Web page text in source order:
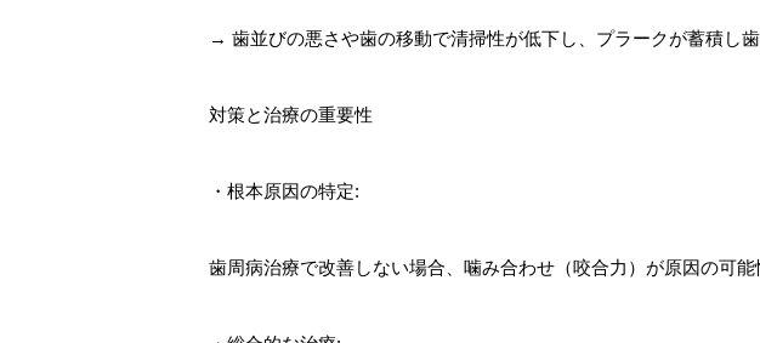
→ 歯並びの悪さや歯の移動で清掃性が低下し、プラークが蓄積し歯
対策と治療の重要性
・根本原因の特定:
歯周病治療で改善しない場合、噛み合わせ（咬合力）が原因の可能